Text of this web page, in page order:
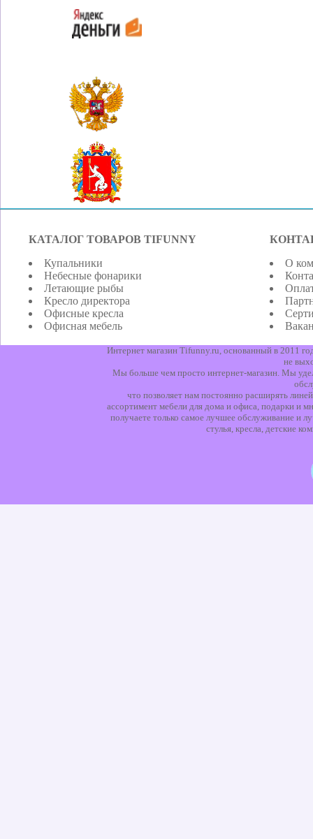
КАТАЛОГ ТОВАРОВ TIFUNNY
Купальники
Небесные фонарики
Летающие рыбы
Кресло директора
Офисные кресла
Офисная мебель
О
Интернет магазин Tifunny.ru, основанный в 2011
не
Мы больше чем просто интернет-магазин. Мы
что позволяет нам постоянно расширять
ассортимент мебели для дома и офиса, подарки и
получаете только самое лучшее обслуживание
стулья, кресла, детские